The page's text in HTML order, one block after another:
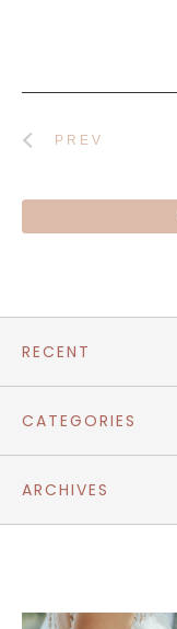
PREV
RECENT
CATEGORIES
ARCHIVES